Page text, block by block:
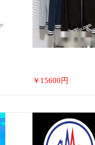
￥ 15600 円